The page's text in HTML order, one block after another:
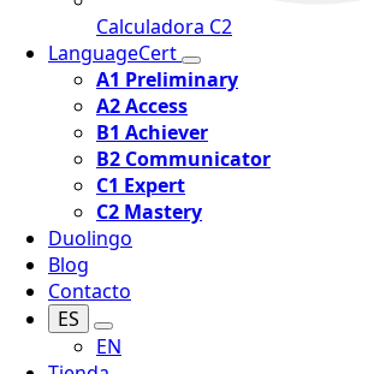
Calculadora C2
LanguageCert
A1 Preliminary
A2 Access
B1 Achiever
B2 Communicator
C1 Expert
C2 Mastery
Duolingo
Blog
Contacto
ES
EN